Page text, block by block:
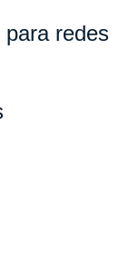
redes